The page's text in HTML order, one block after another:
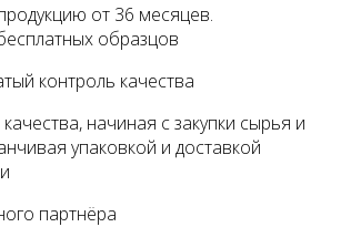
от 36 месяцев.
образцов
контроль качества
начиная с закупки сырья и
упаковкой и доставкой
партнёра